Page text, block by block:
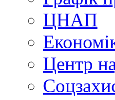
ЦНАП
Центр